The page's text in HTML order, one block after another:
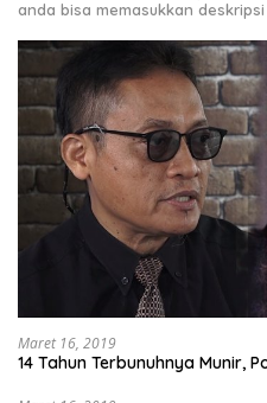
anda bisa memasukkan
Maret 16, 2019
14 Tahun Terbunuhnya Munir,